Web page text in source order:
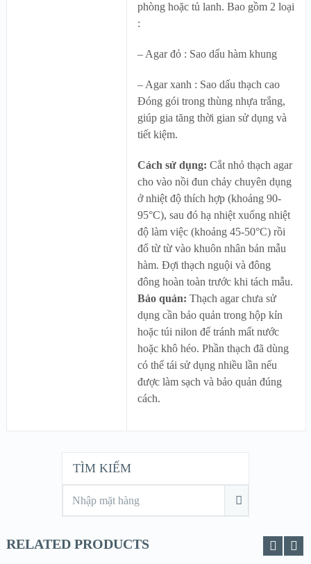
phòng hoặc tủ lanh. Bao gồm 2 loại
:
– Agar đỏ : Sao dấu hàm khung
– Agar xanh : Sao dấu thạch cao
Đóng gói trong thùng nhựa trắng,
giúp gia tăng thời gian sử dụng và
tiết kiệm.
Cách sử dụng: Cắt nhỏ thạch agar
cho vào nồi đun chảy chuyên dụng
ở nhiệt độ thích hợp (khoảng 90-
95°C), sau đó hạ nhiệt xuống nhiệt
độ làm việc (khoảng 45-50°C) rồi
đổ từ từ vào khuôn nhân bản mẫu
hàm. Đợi thạch nguội và đông
đông hoàn toàn trước khi tách mẫu.
Bảo quản: Thạch agar chưa sử
dụng cần bảo quản trong hộp kín
hoặc túi nilon để tránh mất nước
hoặc khô héo. Phần thạch đã dùng
có thể tái sử dụng nhiều lần nếu
được làm sạch và bảo quản đúng
cách.
TÌM KIẾM
RELATED PRODUCTS